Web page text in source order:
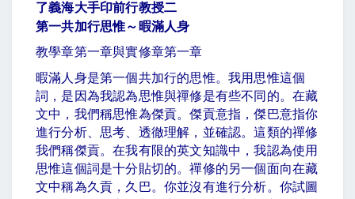
了義海大手印前行教授二
第一共加行思惟～暇滿人身
教學章第一章與實修章第一章
暇滿人身是第一個共加行的思惟。我用思惟這個
詞，是因為我認為思惟與禪修是有些不同的。在藏
文中，我們稱思惟為傑貢。傑貢意指，傑巴意指你
進行分析、思考、透徹理解，並確認。這類的禪修
我們稱傑貢。在我有限的英文知識中，我認為使用
思惟這個詞是十分貼切的。禪修的另一個面向在藏
文中稱為久貢，久巴。你並沒有進行分析。你試圖